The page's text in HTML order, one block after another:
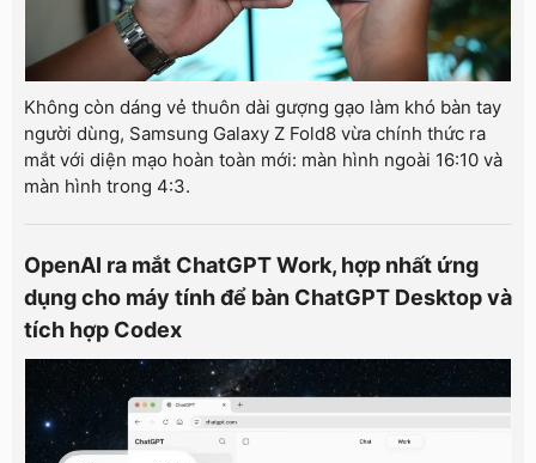
Không còn dáng vẻ thuôn dài gượng gạo làm khó bàn tay
người dùng, Samsung Galaxy Z Fold8 vừa chính thức ra
mắt với diện mạo hoàn toàn mới: màn hình ngoài 16:10 và
màn hình trong 4:3.
OpenAI ra mắt ChatGPT Work, hợp nhất ứng
dụng cho máy tính để bàn ChatGPT Desktop và
tích hợp Codex